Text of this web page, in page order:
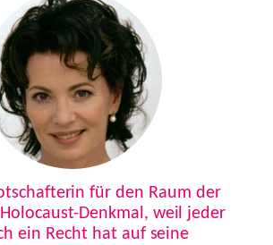
für den Raum der
Denkmal, weil jeder
ein Recht hat auf seine